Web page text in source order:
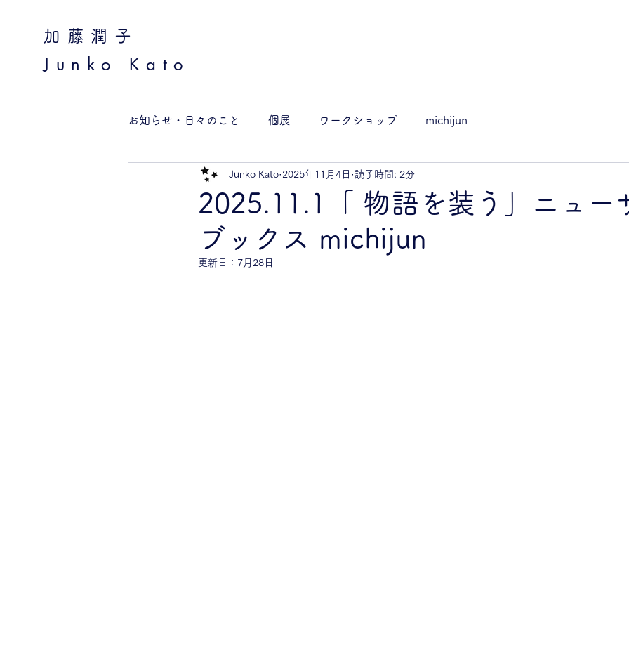
加藤潤子
Junko Kato
お知らせ・日々のこと 個展 ワークショップ michijun
2025.11.1「 物語を装う」ニュー
ブックス michijun
Junko Kato 2025年11月4日 読了時間: 2分
更新日： 7月28日